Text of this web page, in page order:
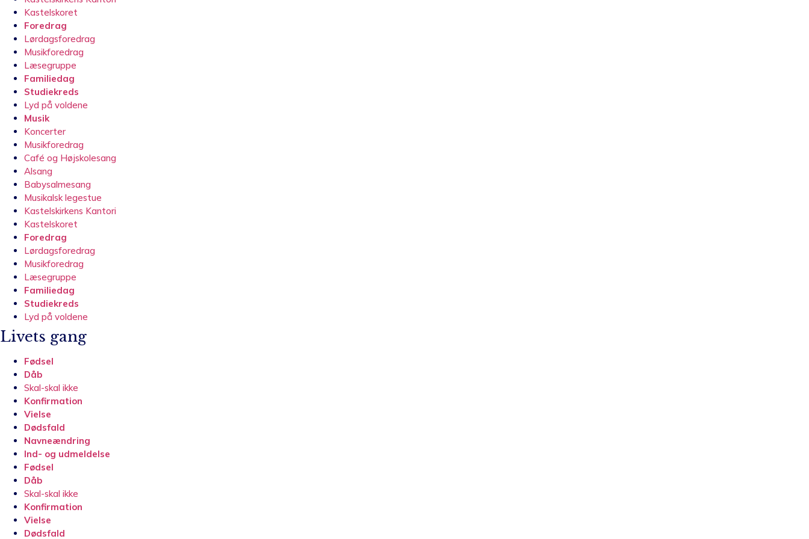
Kastelskoret
Foredrag
Lørdagsforedrag
Musikforedrag
Læsegruppe
Familiedag
Studiekreds
Lyd på voldene
Musik
Koncerter
Musikforedrag
Café og Højskolesang
Alsang
Babysalmesang
Musikalsk legestue
Kastelskirkens Kantori
Kastelskoret
Foredrag
Lørdagsforedrag
Musikforedrag
Læsegruppe
Familiedag
Studiekreds
Lyd på voldene
Livets gang
Fødsel
Dåb
Skal-skal ikke
Konfirmation
Vielse
Dødsfald
Navneændring
Ind- og udmeldelse
Fødsel
Dåb
Skal-skal ikke
Konfirmation
Vielse
Dødsfald